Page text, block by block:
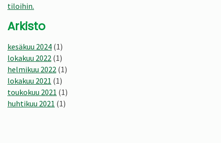
tiloihin.
Arkisto
kesäkuu 2024 (1)
lokakuu 2022 (1)
helmikuu 2022 (1)
lokakuu 2021 (1)
toukokuu 2021 (1)
huhtikuu 2021 (1)